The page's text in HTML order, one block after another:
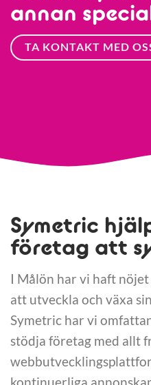
annan
TA KONTAKT MED
Symetric
företag att
I Målön har vi haft
att utveckla och växa
Symetric har vi
stödja företag med allt